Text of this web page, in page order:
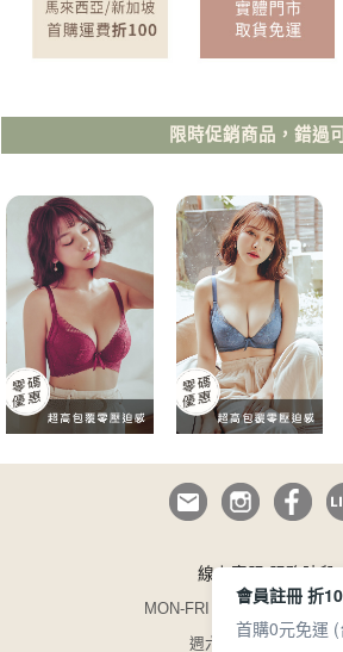
限時促銷商品，錯過
線上客服 服務時段
MON-FRI 09:00~12:30/
週六日與國定假日休息
會員註冊 折
首購0元免運